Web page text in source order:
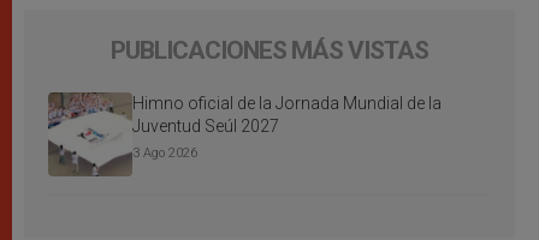
PUBLICACIONES MÁS VISTAS
Himno oficial de la Jornada Mundial de la
Juventud Seúl 2027
3 Ago 2026